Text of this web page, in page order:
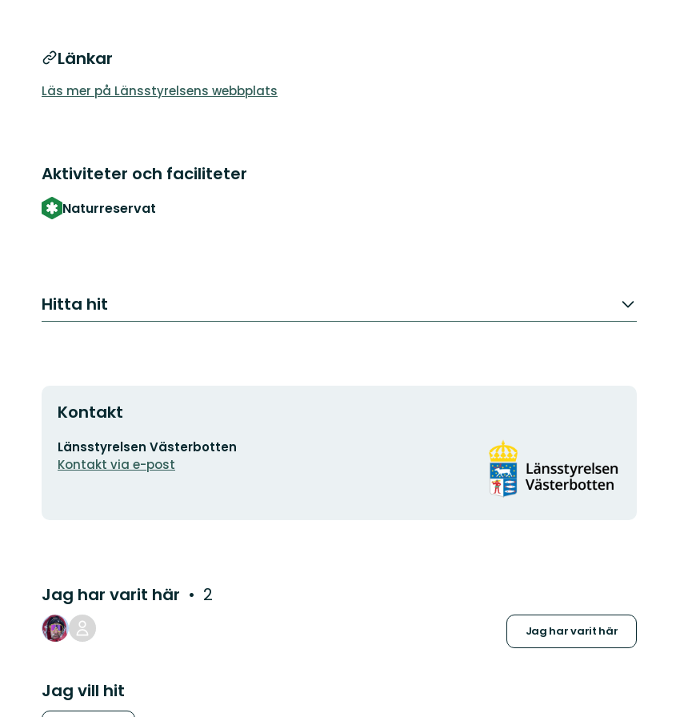
Länkar
Läs mer på Länsstyrelsens webbplats
Aktiviteter och faciliteter
Naturreservat
Hitta hit
Kontakt
E-
postadress
Länsstyrelsen Västerbotten
Kontakt via e-post
Organisationens
logotyp
Jag har varit här 2
Jag har varit här
Jag vill hit